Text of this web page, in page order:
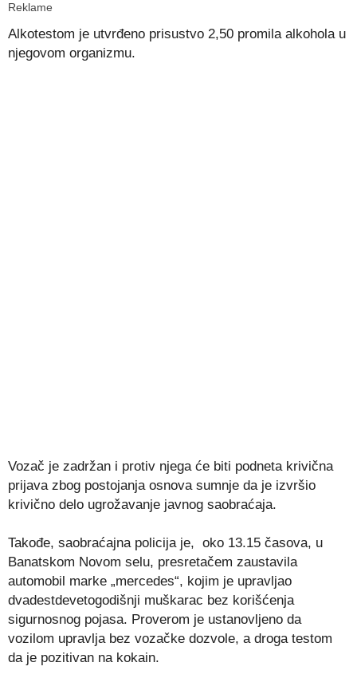
Reklame
Alkotestom je utvrđeno prisustvo 2,50 promila alkohola u
njegovom organizmu.
Vozač je zadržan i protiv njega će biti podneta krivična
prijava zbog postojanja osnova sumnje da je izvršio
krivično delo ugrožavanje javnog saobraćaja.
Takođe, saobraćajna policija je, oko 13.15 časova, u
Banatskom Novom selu, presretačem zaustavila
automobil marke „mercedes“, kojim je upravlјao
dvadestdevetogodišnji muškarac bez korišćenja
sigurnosnog pojasa. Proverom je ustanovlјeno da
vozilom upravlјa bez vozačke dozvole, a droga testom
da je pozitivan na kokain.